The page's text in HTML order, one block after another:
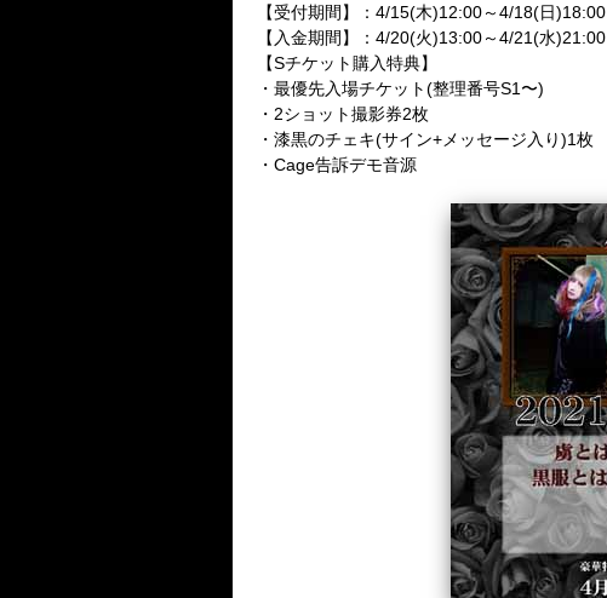
【受付期間】：4/15(木)12:00～4/18(日)18:00
【入金期間】：4/20(火)13:00～4/21(水)21:00
【Sチケット購入特典】
・最優先入場チケット(整理番号S1〜)
・2ショット撮影券2枚
・漆黒のチェキ(サイン+メッセージ入り)1枚
・Cage告訴デモ音源